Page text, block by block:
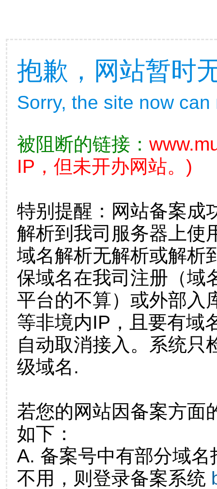
抱歉，网站暂时
Sorry, the site now
被阻断的链接：
IP，但未开办网站。)
特别提醒：网站备案成
解析到我司服务器上使
域名解析无解析或解析
保域名在我司注册（域
平台的不算）或外部入
等非境内IP，且要有域
自动取消接入。系统只
级域名.
若您的网站因备案方面
如下：
A. 备案号中有部分域
不用，则登录备案系统